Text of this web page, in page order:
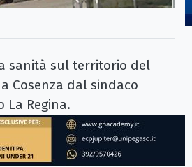
la sanità sul territorio del
Cosenza dal sindaco
La Regina.